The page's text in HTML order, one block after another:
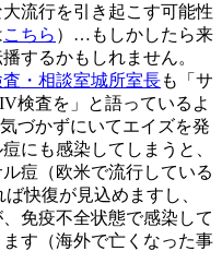
流行を引き起こす可能性
こちら ）…もしかしたら来
するかもしれません。
・相談室城所室長も「サ
検査を」と語っているよ
づかずにいてエイズを発
にも感染してしまうと、
痘（欧米で流行している
快復が見込めますし、
免疫不全状態で感染して
す（海外で亡くなった事